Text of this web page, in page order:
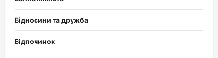
Відносини та дружба
Відпочинок